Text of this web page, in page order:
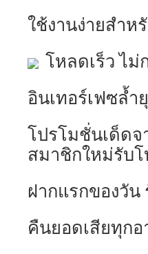
ใช้งานง่ายสำห
โหลดเร็ว ไม่
อินเทอร์เฟซล้ำ
โปรโมชั่นเด็ดจ
สมาชิกใหม่รับโ
ฝากแรกของวั
คืนยอดเสียทุกอ